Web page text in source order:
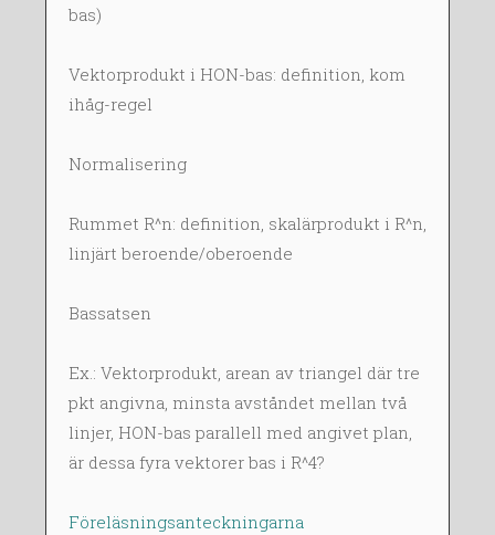
B
0
bas)
Vektorprodukt i HON-bas: definition, kom
ihåg-regel
Normalisering
Rummet R^n: definition, skalärprodukt i R^n,
linjärt beroende/oberoende
Bassatsen
Ex.: Vektorprodukt, arean av triangel där tre
pkt angivna, minsta avståndet mellan två
linjer, HON-bas parallell med angivet plan,
är dessa fyra vektorer bas i R^4?
Föreläsningsanteckningarna